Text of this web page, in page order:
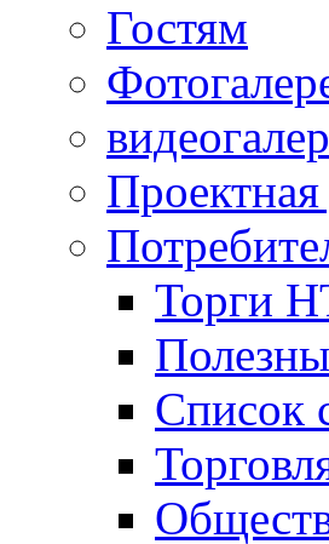
Гостям
Проектная
Торги
Список